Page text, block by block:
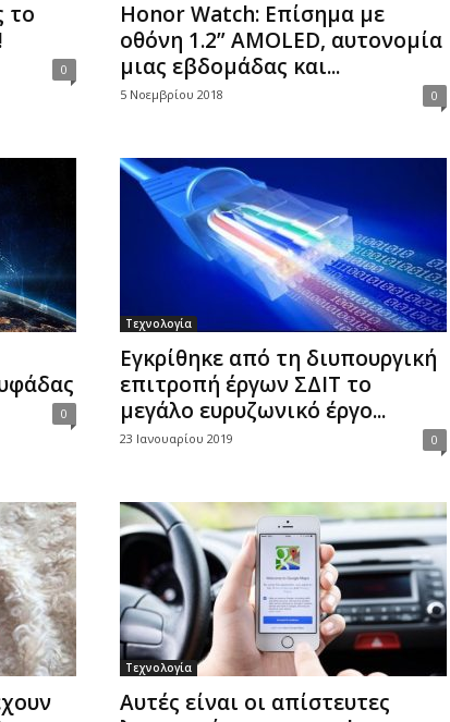
το
0
Honor Watch: Επίσημα με
οθόνη 1.2” AMOLED, αυτονομία
μιας εβδομάδας και...
5 Νοεμβρίου 2018 0
0
Τεχνολογία
Εγκρίθηκε από τη διυπουργική
επιτροπή έργων ΣΔΙΤ το
μεγάλο ευρυζωνικό έργο...
23 Ιανουαρίου 2019 0
Τεχνολογία
Αυτές είναι οι απίστευτες